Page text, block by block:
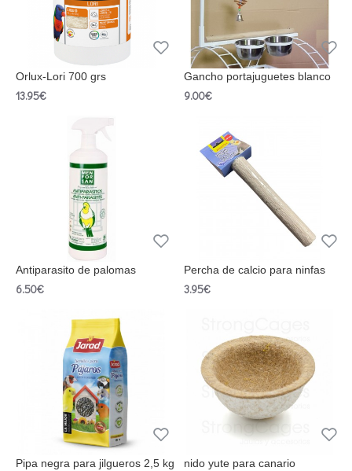
Orlux-Lori 700 grs
13.95€
Gancho portajuguetes blanco
9.00€
Antiparasito de palomas
6.50€
Percha de calcio para ninfas
3.95€
Pipa negra para jilgueros 2,5 kg nido yute para canario